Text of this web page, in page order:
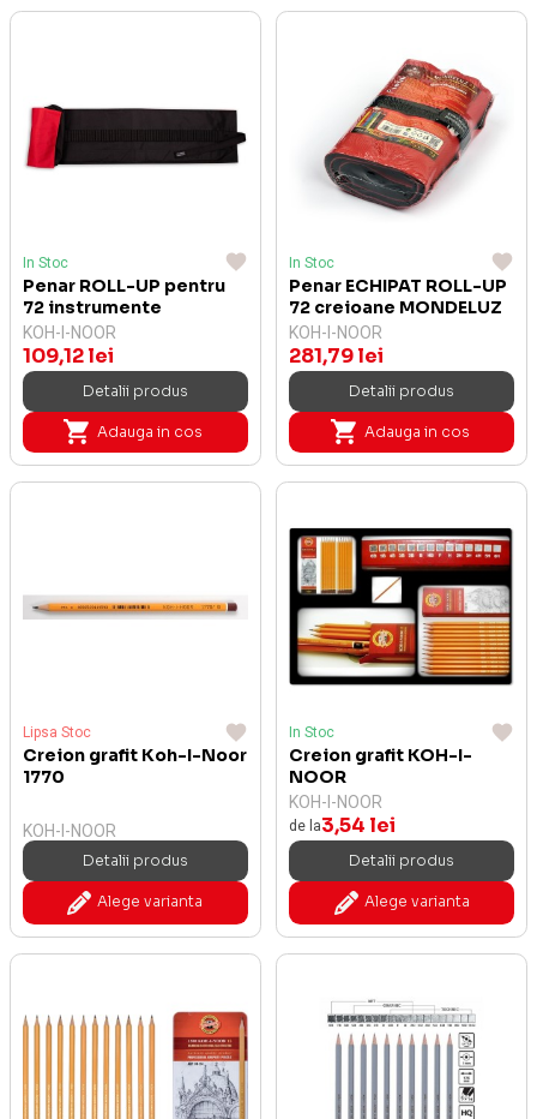
In Stoc
Penar ROLL-UP pentru
72 instrumente
KOH-I-NOOR
109,12 lei
Detalii produs
Adauga in cos
In Stoc
Penar ECHIPAT ROLL-UP
72 creioane MONDELUZ
KOH-I-NOOR
281,79 lei
Detalii produs
Adauga in cos
Lipsa Stoc
Creion grafit Koh-I-Noor
1770
KOH-I-NOOR
Detalii produs
Alege varianta
In Stoc
Creion grafit KOH-I-
NOOR
KOH-I-NOOR
de la3,54 lei
Detalii produs
Alege varianta